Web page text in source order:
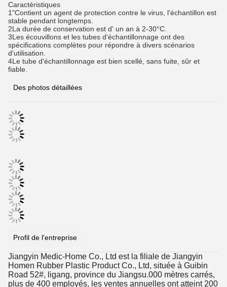
Caractéristiques
1"Contient un agent de protection contre le virus, l'échantillon est
stable pendant longtemps.
2La durée de conservation est d' un an à 2-30°C.
3Les écouvillons et les tubes d'échantillonnage ont des
spécifications complètes pour répondre à divers scénarios
d'utilisation.
4Le tube d'échantillonnage est bien scellé, sans fuite, sûr et
fiable.
Des photos détaillées
Profil de l'entreprise
Jiangyin Medic-Home Co., Ltd est la filiale de Jiangyin
Homen Rubber Plastic Product Co., Ltd, située à Guibin
Road 52#, ligang, province du Jiangsu.000 mètres carrés,
plus de 400 employés, les ventes annuelles ont atteint 200